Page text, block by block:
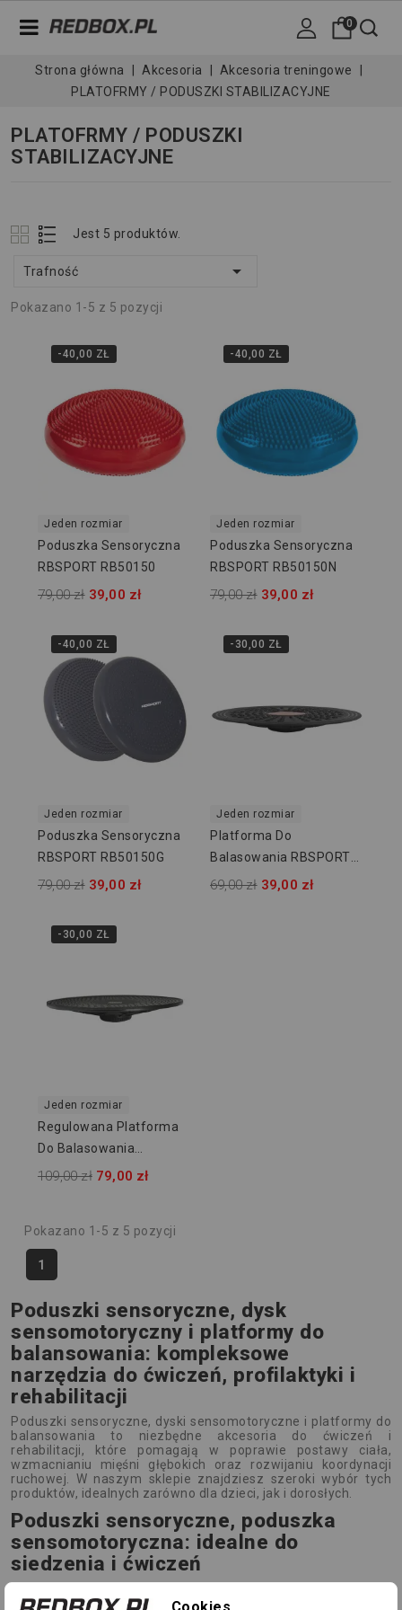
0
Strona główna Akcesoria
Akcesoria treningowe
PLATOFRMY / PODUSZKI STABILIZACYJNE
PLATOFRMY / PODUSZKI
STABILIZACYJNE
Jest 5 produktów.
Trafność 
Pokazano 1-5 z 5 pozycji
-40,00 ZŁ
Jeden rozmiar
Poduszka Sensoryczna
RBSPORT RB50150
79,00 zł 39,00 zł
-40,00 ZŁ
Jeden rozmiar
Poduszka Sensoryczna
RBSPORT RB50150N
79,00 zł 39,00 zł
-40,00 ZŁ
Jeden rozmiar
Poduszka Sensoryczna
RBSPORT RB50150G
79,00 zł 39,00 zł
-30,00 ZŁ
Jeden rozmiar
Platforma Do
Balasowania RBSPORT
RB50149
69,00 zł 39,00 zł
-30,00 ZŁ
Jeden rozmiar
Regulowana Platforma
Do Balasowania
RBSPORT RB50148
109,00 zł 79,00 zł
Pokazano 1-5 z 5 pozycji
1
Poduszki sensoryczne, dysk
sensomotoryczny i platformy do
balansowania: kompleksowe
narzędzia do ćwiczeń, profilaktyki i
rehabilitacji
Poduszki sensoryczne, dyski sensomotoryczne i platformy do
balansowania to niezbędne akcesoria do ćwiczeń i
rehabilitacji, które pomagają w poprawie postawy ciała,
wzmacnianiu mięśni głębokich oraz rozwijaniu koordynacji
ruchowej. W naszym sklepie znajdziesz szeroki wybór tych
produktów, idealnych zarówno dla dzieci, jak i dorosłych.
Poduszki sensoryczne, poduszka
sensomotoryczna: idealne do
siedzenia i ćwiczeń
, znana także jako poduszka
sensomotoryczna, to przyrząd wykorzystywany do ćwiczeń
Cookies